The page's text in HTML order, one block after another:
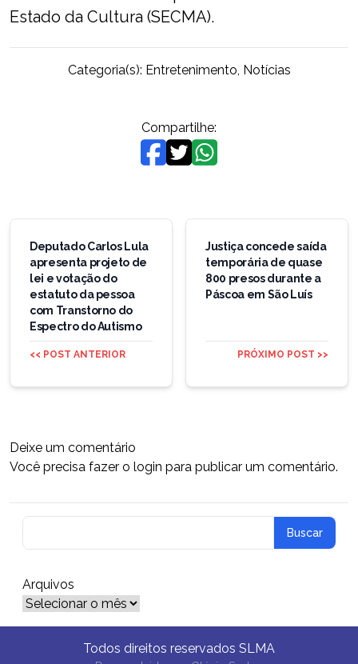
Estado da Cultura (SECMA).
Categoria(s): Entretenimento, Notícias
Compartilhe:
Navegação
Post
Deputado Carlos Lula
apresenta projeto de
lei e votação do
estatuto da pessoa
com Transtorno do
Espectro do Autismo
<< POST ANTERIOR
Justiça concede saída
temporária de quase
800 presos durante a
Páscoa em São Luís
PRÓXIMO POST >>
Deixe um comentário
Você precisa fazer o login para publicar um comentário.
Arquivos
Arquivos
Todos direitos reservados SLMA